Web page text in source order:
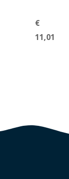
€
11,01